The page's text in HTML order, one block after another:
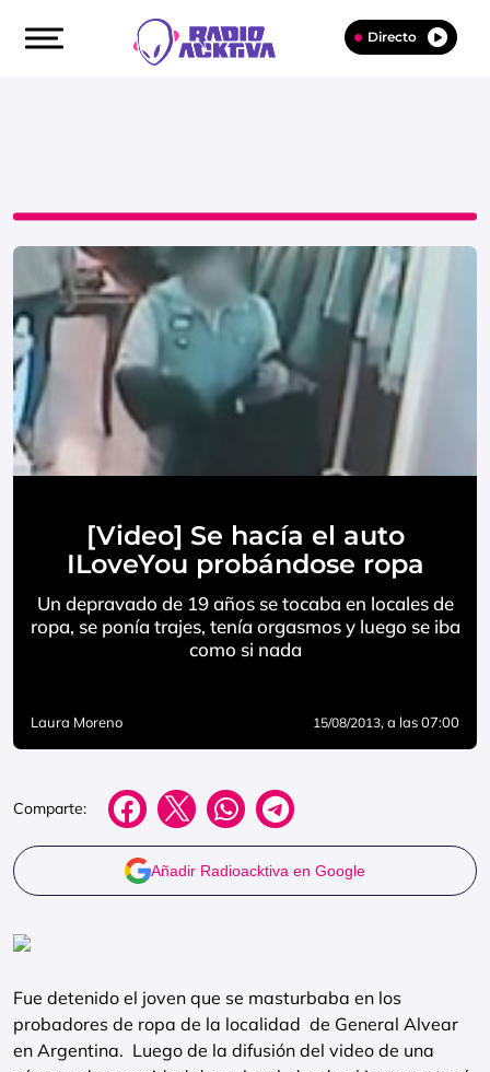
Directo
[Video] Se hacía el auto
ILoveYou probándose ropa
Un depravado de 19 años se tocaba en locales de
ropa, se ponía trajes, tenía orgasmos y luego se iba
como si nada
Laura Moreno 15/08/2013, a las 07:00
Comparte:
Añadir Radioacktiva en Google
Fue detenido el joven que se masturbaba en los
probadores de ropa de la localidad de General Alvear
en Argentina. Luego de la difusión del video de una